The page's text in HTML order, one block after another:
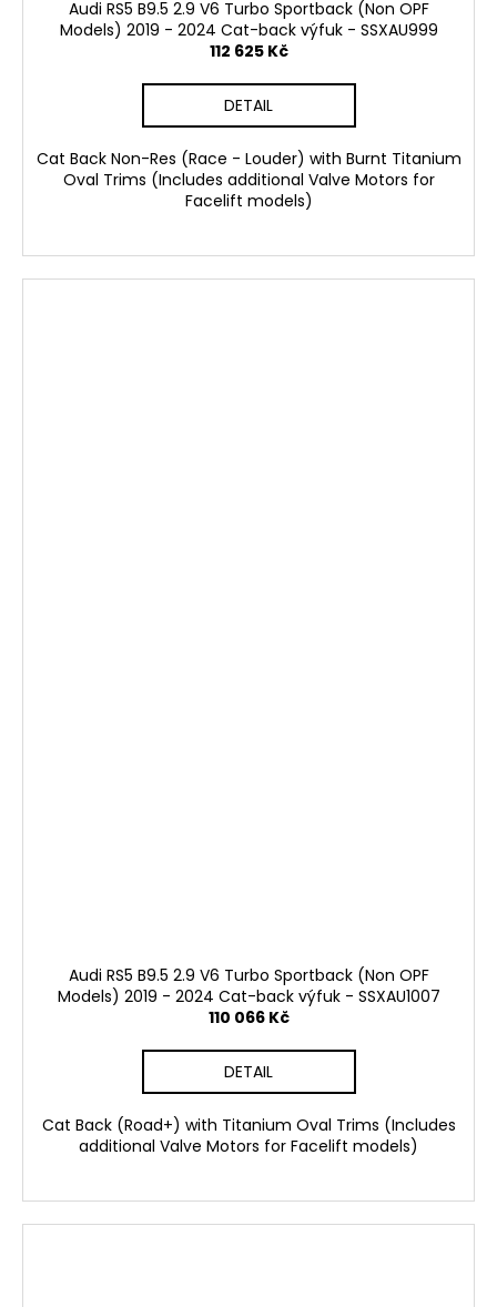
Audi RS5 B9.5 2.9 V6 Turbo Sportback (Non OPF
Models) 2019 - 2024 Cat-back výfuk - SSXAU999
112 625 Kč
DETAIL
Cat Back Non-Res (Race - Louder) with Burnt Titanium
Oval Trims (Includes additional Valve Motors for
Facelift models)
Audi RS5 B9.5 2.9 V6 Turbo Sportback (Non OPF
Models) 2019 - 2024 Cat-back výfuk - SSXAU1007
110 066 Kč
DETAIL
Cat Back (Road+) with Titanium Oval Trims (Includes
additional Valve Motors for Facelift models)